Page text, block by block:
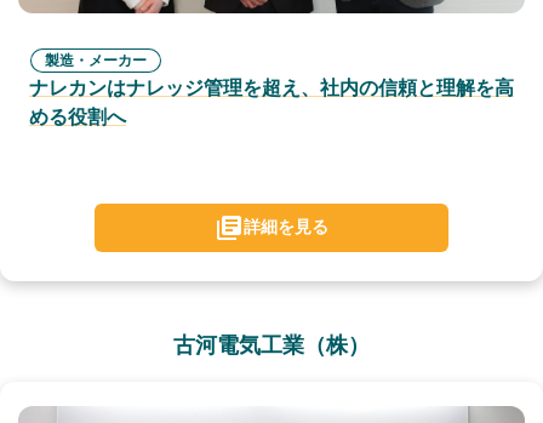
製造・メーカー
ナレカンはナレッジ管理を超え、社内の信頼と理解を高
める役割へ
詳細を見る
古河電気工業（株）